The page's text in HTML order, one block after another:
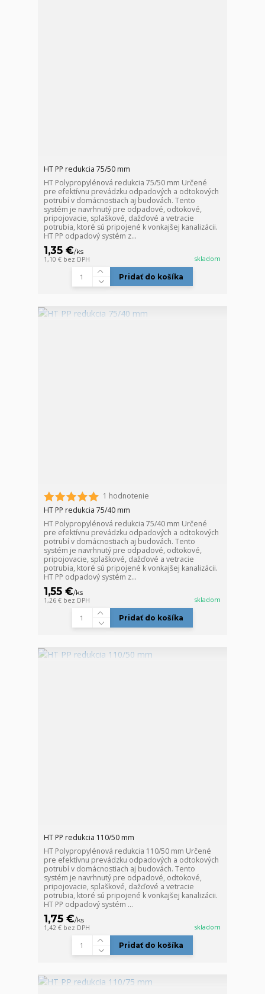
HT PP redukcia 75/50 mm
HT Polypropylénová redukcia 75/50 mm Určené
pre efektívnu prevádzku odpadových a odtokových
potrubí v domácnostiach aj budovách. Tento
systém je navrhnutý pre odpadové, odtokové,
pripojovacie, splaškové, dažďové a vetracie
potrubia, ktoré sú pripojené k vonkajšej kanalizácii.
HT PP odpadový systém z...
1,35 €/ks
1,10 € bez DPH skladom
Pridať do košíka
1 hodnotenie
HT PP redukcia 75/40 mm
HT Polypropylénová redukcia 75/40 mm Určené
pre efektívnu prevádzku odpadových a odtokových
potrubí v domácnostiach aj budovách. Tento
systém je navrhnutý pre odpadové, odtokové,
pripojovacie, splaškové, dažďové a vetracie
potrubia, ktoré sú pripojené k vonkajšej kanalizácii.
HT PP odpadový systém z...
1,55 €/ks
1,26 € bez DPH skladom
Pridať do košíka
HT PP redukcia 110/50 mm
HT Polypropylénová redukcia 110/50 mm Určené
pre efektívnu prevádzku odpadových a odtokových
potrubí v domácnostiach aj budovách. Tento
systém je navrhnutý pre odpadové, odtokové,
pripojovacie, splaškové, dažďové a vetracie
potrubia, ktoré sú pripojené k vonkajšej kanalizácii.
HT PP odpadový systém ...
1,75 €/ks
1,42 € bez DPH skladom
Pridať do košíka